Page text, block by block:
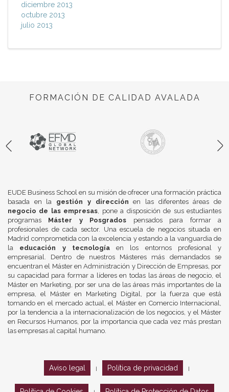
diciembre 2013
octubre 2013
julio 2013
FORMACIÓN DE CALIDAD AVALADA
EUDE Business School en su misión de ofrecer una formación práctica
basada en la gestión y dirección en las diferentes áreas de
negocio de las empresas, pone a disposición de sus estudiantes
programas Máster y Posgrados pensados para formar a
profesionales de cada sector. Una escuela de negocios situada en
Madrid comprometida con la excelencia y estando a la vanguardia de
la educación y tecnologíaen los entornos profesional y
empresarial. Dentro de nuestros Másteres más demandados se
encuentran el Máster en Administración y Dirección de Empresas, por
su capacidad para formar a líderes en todas las áreas de negocio, el
Máster en Marketing, por ser una de las áreas más importantes de la
empresa, el Máster en Marketing Digital, por la fuerza que está
tomando en el mercado actual, el Máster en Comercio Internacional,
por la tendencia a la internacionalización de los negocios, y el Máster
en Recursos Humanos, por la importancia que cada vez más prestan
las empresas al capital humano.
Aviso legal Política de privacidad